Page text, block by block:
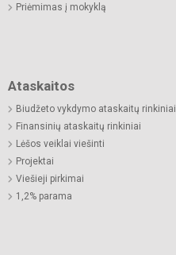
Priėmimas į mokyklą
Ataskaitos
Biudžeto vykdymo ataskaitų rinkiniai
Finansinių ataskaitų rinkiniai
Lėšos veiklai viešinti
Projektai
Viešieji pirkimai
1,2% parama